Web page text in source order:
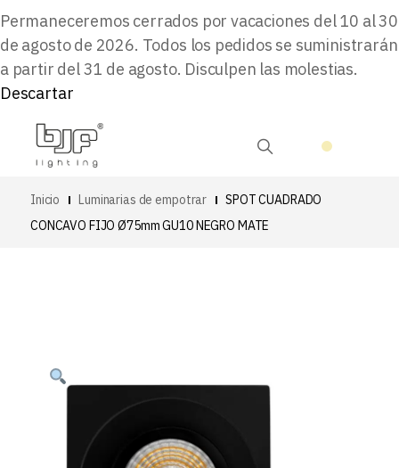
Permaneceremos cerrados por vacaciones del 10 al 30
de agosto de 2026. Todos los pedidos se suministrarán
a partir del 31 de agosto. Disculpen las molestias.
Descartar
Inicio Luminarias de empotrar
SPOT CUADRADO
CONCAVO FIJO Ø75mm GU10 NEGRO MATE